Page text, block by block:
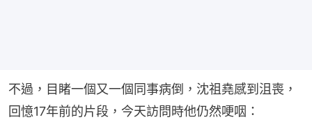
不過，目睹一個又一個同事病倒，沈祖堯感到沮喪，
回憶17年前的片段，今天訪問時他仍然哽咽：